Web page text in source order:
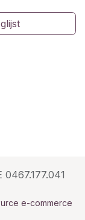
e-commerce